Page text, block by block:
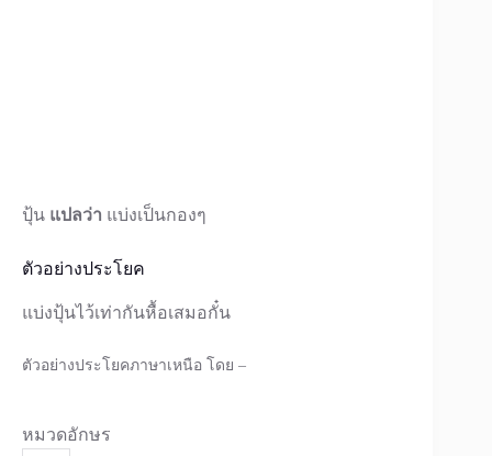
ปุ้น แปลว่า แบ่งเป็นกองๆ
ตัวอย่างประโยค
แบ่งปุ้นไว้เท่ากันหื้อเสมอกั๋น
ตัวอย่างประโยคภาษาเหนือ โดย –
หมวดอักษร